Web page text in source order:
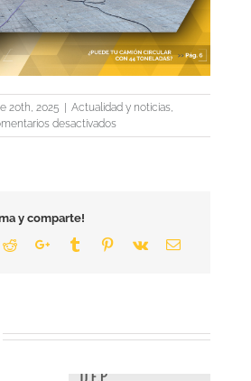
20th, 2025 Actualidad y noticias,
desactivadosen
Revista
y comparte!
RedditGoogle+TumblrPinterest
Vk Email